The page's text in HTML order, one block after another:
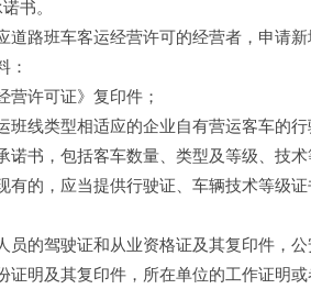
书。
路班车客运经营许可的经营者，申请新
：
许可证》复印件；
线类型相适应的企业自有营运客车的行
书，包括客车数量、类型及等级、技术
有的，应当提供行驶证、车辆技术等级
的驾驶证和从业资格证及其复印件，公
明及其复印件，所在单位的工作证明或